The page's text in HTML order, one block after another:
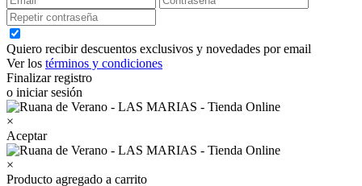
Quiero recibir descuentos exclusivos y novedades por email
Ver los términos y condiciones
Finalizar registro
o iniciar sesión
×
Aceptar
×
Producto agregado a carrito